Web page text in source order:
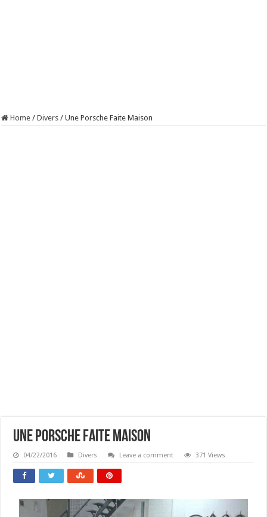
Home / Divers / Une Porsche Faite Maison
Une Porsche Faite Maison
04/22/2016 Divers Leave a comment 371 Views